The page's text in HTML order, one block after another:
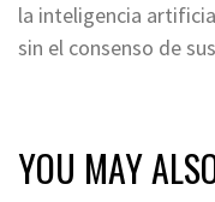
la inteligencia
sin el consenso de
YOU MAY